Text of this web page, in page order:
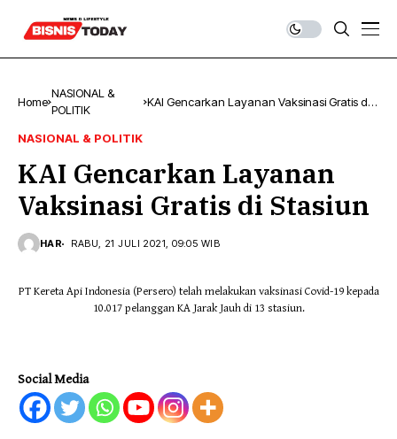
Home
NASIONAL &
POLITIK
KAI Gencarkan Layanan Vaksinasi Gratis di
NASIONAL & POLITIK
KAI Gencarkan Layanan
Vaksinasi Gratis di Stasiun
HAR RABU, 21 JULI 2021, 09:05 WIB
PT Kereta Api Indonesia (Persero) telah melakukan vaksinasi Covid-19 kepada
10.017 pelanggan KA Jarak Jauh di 13 stasiun.
Social Media